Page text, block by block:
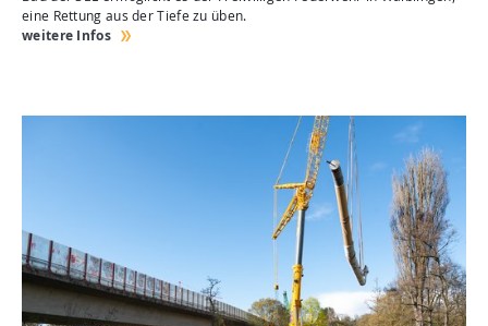
eine Rettung aus der Tiefe zu üben.
weitere Infos